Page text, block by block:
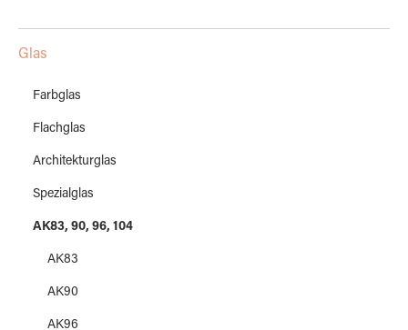
Glas
Farbglas
Flachglas
Architekturglas
Spezialglas
AK83, 90, 96, 104
AK83
AK90
AK96